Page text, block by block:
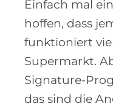
Einfach mal
hoffen, dass
funktioniert
Supermarkt.
Signature-
das sind die